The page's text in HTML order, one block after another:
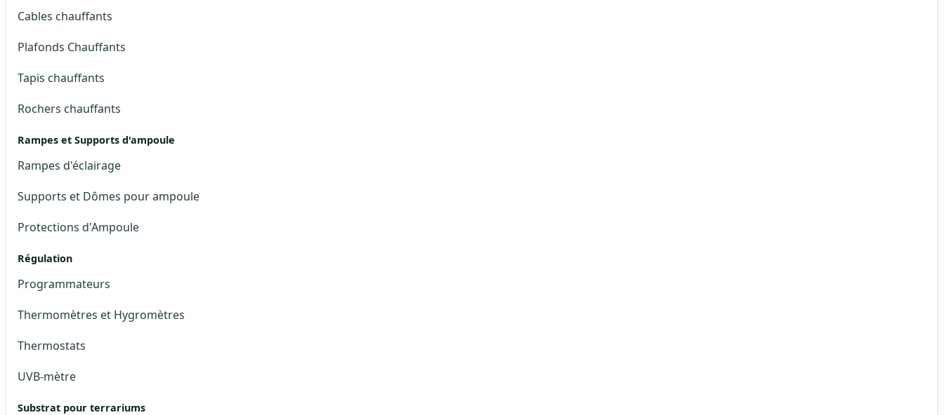
Cables chauffants
Plafonds Chauffants
Tapis chauffants
Rochers chauffants
Rampes et Supports d'ampoule
Rampes d'éclairage
Supports et Dômes pour ampoule
Protections d'Ampoule
Régulation
Programmateurs
Thermomètres et Hygromètres
Thermostats
UVB-mètre
Substrat pour terrariums